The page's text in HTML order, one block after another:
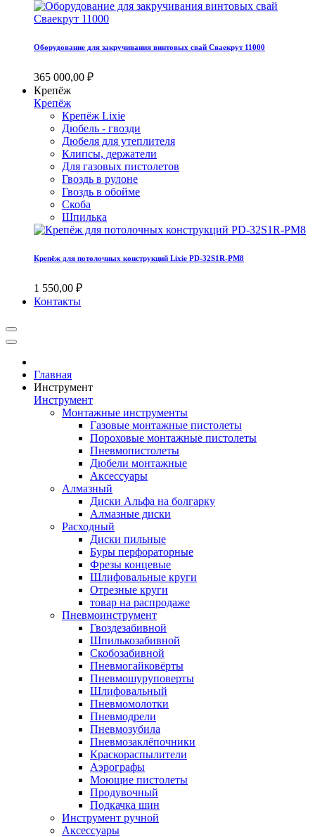
Оборудование для закручивания винтовых свай Сваекрут 11000
365 000,00 ₽
Крепёж
Крепёж
Крепёж Lixie
Дюбель - гвозди
Дюбеля для утеплителя
Клипсы, держатели
Для газовых пистолетов
Гвоздь в рулоне
Гвоздь в обойме
Скоба
Шпилька
Крепёж для потолочных конструкций Lixie PD-32S1R-PM8
1 550,00 ₽
Контакты
Главная
Инструмент
Инструмент
Монтажные инструменты
Газовые монтажные пистолеты
Пороховые монтажные пистолеты
Пневмопистолеты
Дюбели монтажные
Аксессуары
Алмазный
Диски Альфа на болгарку
Алмазные диски
Расходный
Диски пильные
Буры перфораторные
Фрезы концевые
Шлифовальные круги
Отрезные круги
товар на распродаже
Пневмоинструмент
Гвоздезабивной
Шпилькозабивной
Скобозабивной
Пневмогайковёрты
Пневмошуруповерты
Шлифовальный
Пневмомолотки
Пневмодрели
Пневмозубила
Пневмозаклёпочники
Краскораспылители
Аэрографы
Моющие пистолеты
Продувочный
Подкачка шин
Инструмент ручной
Аксессуары